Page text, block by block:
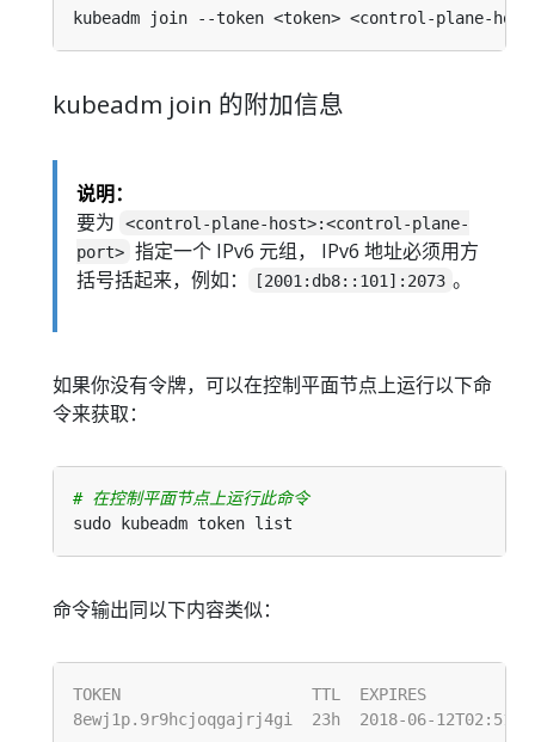
kubeadm join 的附加信息
说明：
要为
<control-plane-host>:<control-plane-
port> 指定一个 IPv6 元组， IPv6 地址必须用方
括号括起来，例如：
[2001:db8::101]:2073 。
如果你没有令牌，可以在控制平面节点上运行以下命
令来获取：
# 在控制平面节点上运行此命令
命令输出同以下内容类似：